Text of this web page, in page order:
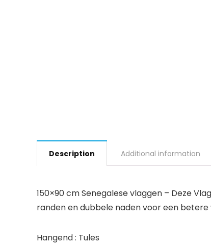
Description Additional information
150×90 cm Senegalese vlaggen – Deze
randen en dubbele naden voor een
Hangend : Tules